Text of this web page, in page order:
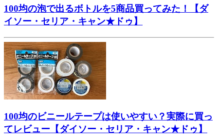
100均の泡で出るボトルを5商品買ってみた！【ダ
イソー・セリア・キャン★ドゥ】
100均のビニールテープは使いやすい？実際に買っ
てレビュー【ダイソー・セリア・キャン★ドゥ】